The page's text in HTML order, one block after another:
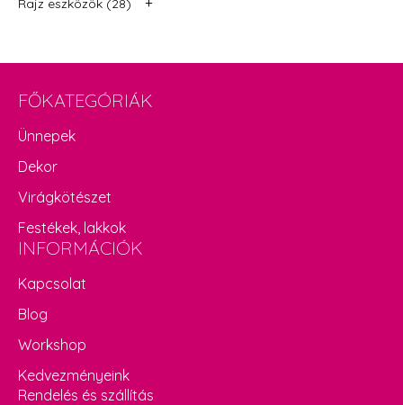
Rajz eszközök (28)
FŐKATEGÓRIÁK
Ünnepek
Dekor
Virágkötészet
Festékek, lakkok
INFORMÁCIÓK
Kapcsolat
Blog
Workshop
Kedvezményeink
Rendelés és szállítás